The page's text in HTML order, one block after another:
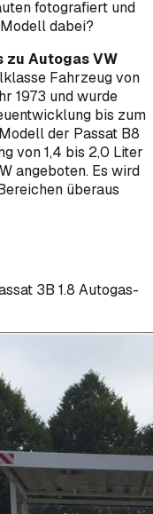
fotografiert und
dabei?
zu Autogas VW
Fahrzeug von
1973 und wurde
bis zum
der Passat B8
von 1,4 bis 2,0 Liter
angeboten. Es wird
überaus
3B 1.8 Autogas-